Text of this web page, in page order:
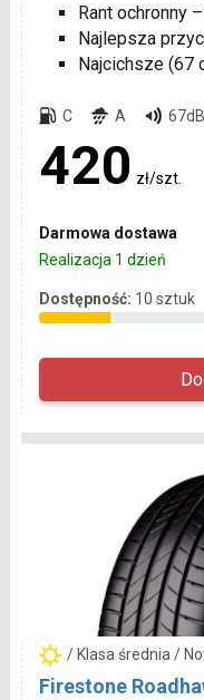
Rant ochronny
Najlepsza
Najcichsze (67
C A 67dB
420 zł/szt.
Darmowa dostawa
Realizacja 1 dzień
Dostępność: 10 sztuk
/ Klasa średnia /
Firestone